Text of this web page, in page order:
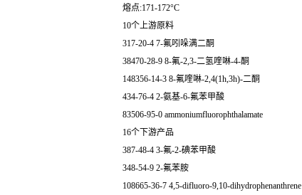
熔点:171-172°C
10个上游原料
317-20-4 7-氟吲哚满二酮
38470-28-9 8-氟-2,3-二氢喹啉-4-酮
148356-14-3 8-氟喹啉-2,4(1h,3h)-二酮
434-76-4 2-氨基-6-氟苯甲酸
83506-95-0 ammoniumfluorophthalamate
16个下游产品
387-48-4 3-氟-2-碘苯甲酸
348-54-9 2-氟苯胺
108665-36-7 4,5-difluoro-9,10-dihydrophenanthrene